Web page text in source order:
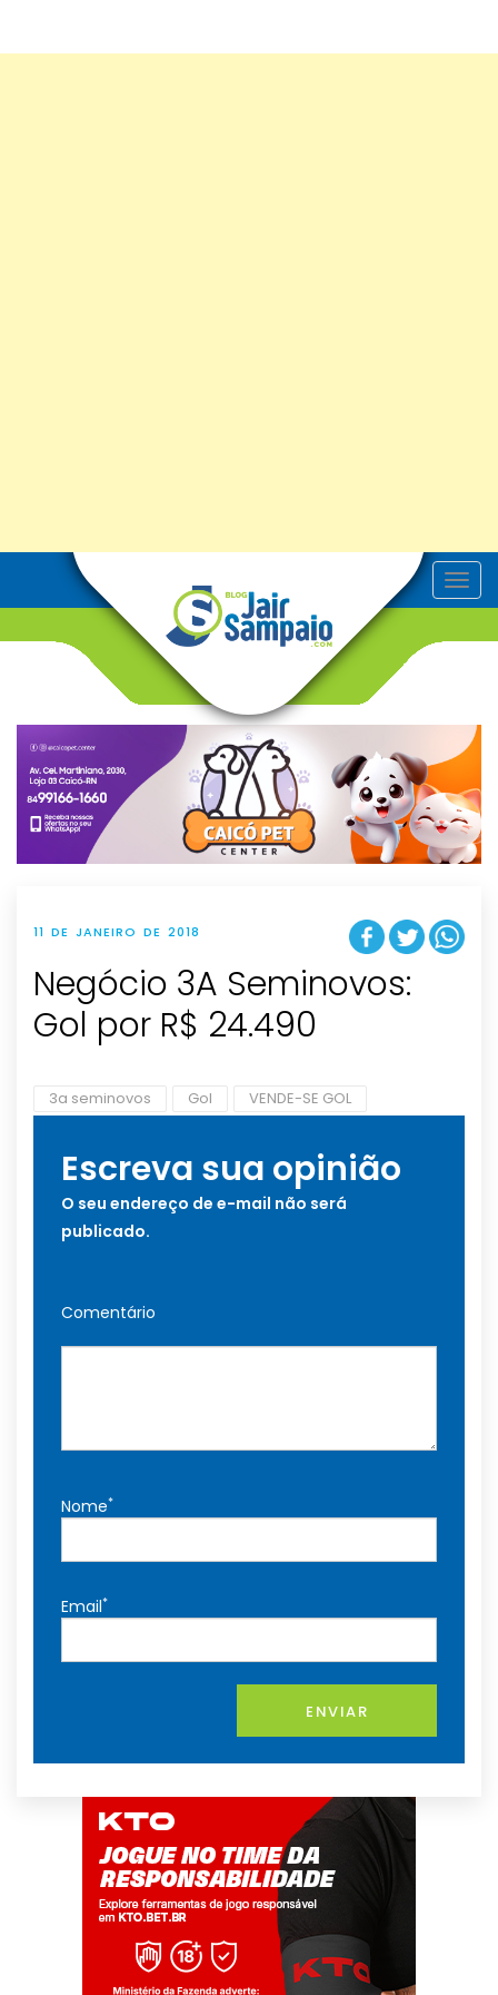
T
o
v
g
t
i
o
n
11 DE JANEIRO DE 2018
Negócio 3A Seminovos:
Gol por R$ 24.490
3a seminovos Gol VENDE-SE GOL
Escreva sua opinião
O seu endereço de e-mail não será
publicado.
Comentário
Nome*
Email*
ENVIAR